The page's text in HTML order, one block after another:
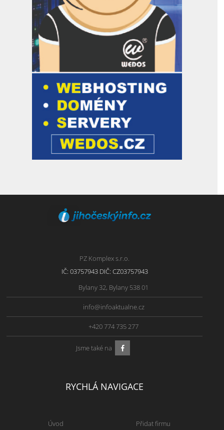
PZ Komplex s.r.o.
IČ: 03757943 DIČ: CZ03757943
Bylany 32, Bylany 538 01
info@infoaktualne.cz
+420 774 735 277
Jsme také na
RYCHLÁ NAVIGACE
Úvod
Přidat firmu